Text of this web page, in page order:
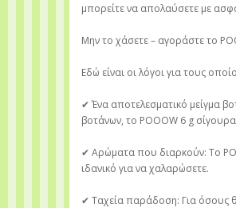
μπορείτε να απολαύσετε με
Μην το χάσετε – αγοράστε το
Εδώ είναι οι λόγοι για τους
✔ Ένα αποτελεσματικό μείγμα
βοτάνων, το POOOW 6 g
✔ Αρώματα που διαρκούν: Το
ιδανικό για να χαλαρώσετε.
✔ Ταχεία παράδοση: Για όσους